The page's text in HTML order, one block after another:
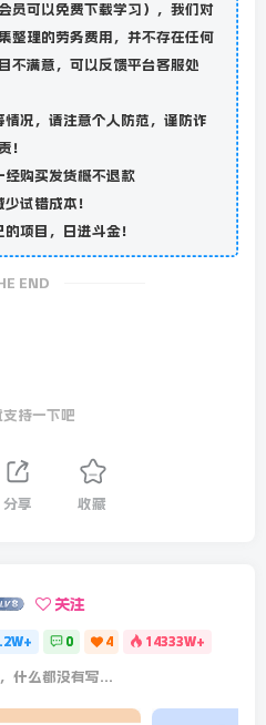
员可以免费下载学习），我们对
整理的劳务费用，并不存在任何
不满意，可以反馈平台客服处
况，请注意个人防范，谨防诈
！
购买发货概不退款
试错成本！
项目，日进斗金！
END
支持一下吧
分享 收藏
关注
0 4 14333W+
什么都没有写...